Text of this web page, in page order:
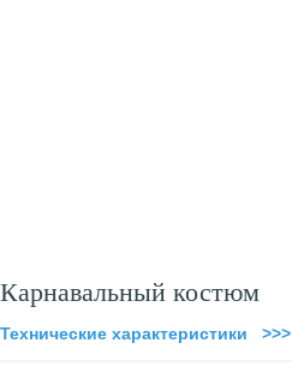
Карнавальный костюм
Технические характеристики >>>